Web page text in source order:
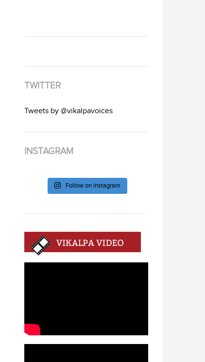
TWITTER
Tweets by @vikalpavoices
INSTAGRAM
Follow on Instagram